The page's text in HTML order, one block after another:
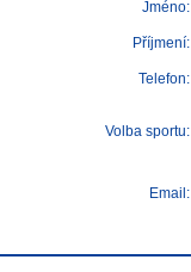
Jméno:
Příjmení:
Telefon:
Volba sportu:
Email: